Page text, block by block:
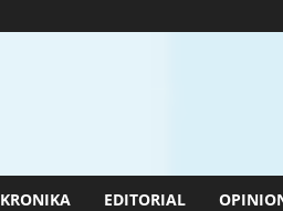
KRONIKA EDITORIAL